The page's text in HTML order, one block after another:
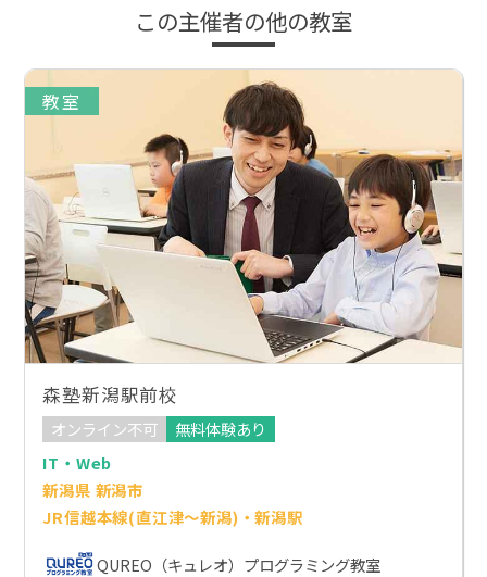
この主催者の他の教室
教室
森塾新潟駅前校
オンライン不可
無料体験あり
IT・Web
新潟県 新潟市
JR信越本線(直江津～新潟)・新潟駅
QUREO（キュレオ）プログラミング教室